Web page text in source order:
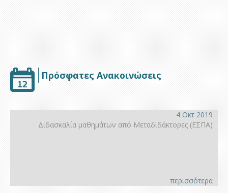
Πρόσφατες Ανακοινώσεις
4 Οκτ 2019
Διδασκαλία μαθημάτων από Μεταδιδάκτορες (ΕΣΠΑ)
περισσότερα